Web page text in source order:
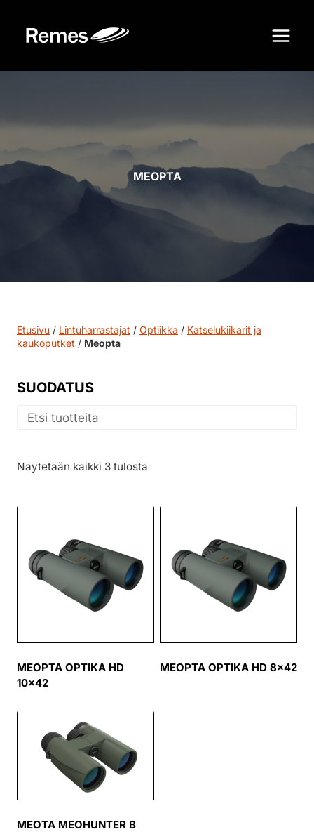
sisältöön
MEOPTA
Näytetään kaikki 3 tulosta
MEOPTA OPTIKA HD
10×42
MEOPTA OPTIKA HD 8×42
MEOTA MEOHUNTER B
Etusivu / Lintuharrastajat / Optiikka / Katselukiikarit ja
kaukoputket / Meopta
SUODATUS